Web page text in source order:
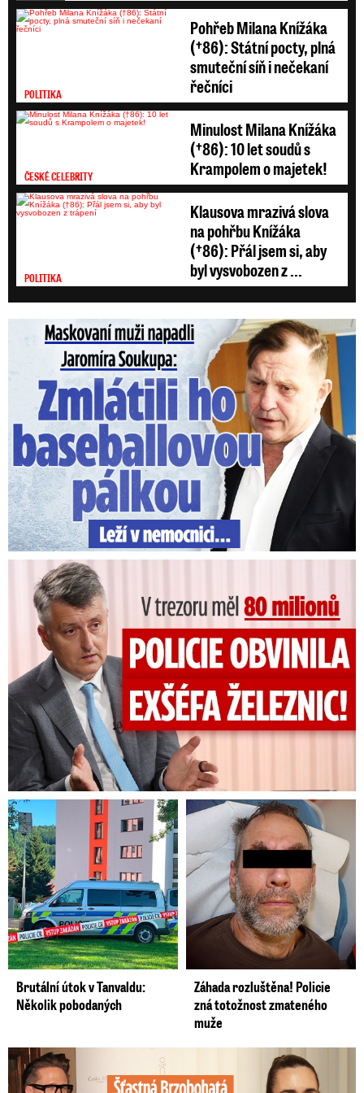
POLITIKA
Pohřeb Milana Knížáka
(†86): Státní pocty, plná
smuteční síň i nečekaní
řečníci
ČESKÉ CELEBRITY
Minulost Milana Knížáka
(†86): 10 let soudů s
Krampolem o majetek!
POLITIKA
Klausova mrazivá slova
na pohřbu Knížáka
(†86): Přál jsem si, aby
byl vysvobozen z ...
Maskovaní muži napadli Jaromíra Soukupa: Krvavá nakládačka
V trezoru měl 80 milionů: Policie obvinila exšéfa železnic!
Brutální útok v Tanvaldu:
Několik pobodaných
Záhada rozluštěna! Policie
zná totožnost zmateného
muže
Šťastná Brzobohatá se pochlubila fotkou: Rýpanec od Ondřeje